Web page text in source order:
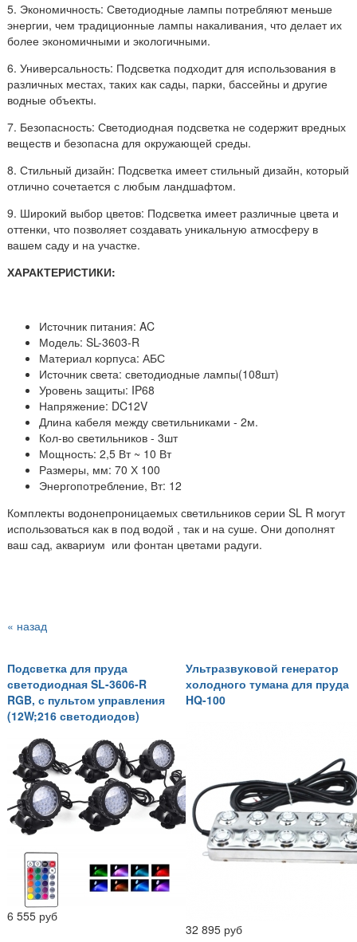
5. Экономичность: Светодиодные лампы потребляют меньше
энергии, чем традиционные лампы накаливания, что делает их
более экономичными и экологичными.
6. Универсальность: Подсветка подходит для использования в
различных местах, таких как сады, парки, бассейны и другие
водные объекты.
7. Безопасность: Светодиодная подсветка не содержит вредных
веществ и безопасна для окружающей среды.
8. Стильный дизайн: Подсветка имеет стильный дизайн, который
отлично сочетается с любым ландшафтом.
9. Широкий выбор цветов: Подсветка имеет различные цвета и
оттенки, что позволяет создавать уникальную атмосферу в
вашем саду и на участке.
ХАРАКТЕРИСТИКИ:
Источник питания: AC
Модель: SL-3603-R
Материал корпуса: АБС
Источник света: светодиодные лампы(108шт)
Уровень защиты: IP68
Напряжение: DC12V
Длина кабеля между светильниками - 2м.
Кол-во светильников - 3шт
Мощность: 2,5 Вт ~ 10 Вт
Размеры, мм: 70 Х 100
Энергопотребление, Вт: 12
Комплекты водонепроницаемых светильников серии SL R могут
использоваться как в под водой , так и на суше. Они дополнят
ваш сад, аквариум или фонтан цветами радуги.
« назад
Подсветка для пруда
светодиодная SL-3606-R
RGB, с пультом управления
(12W;216 светодиодов)
6 555 руб
Ультразвуковой генератор
холодного тумана для пруда
HQ-100
32 895 руб